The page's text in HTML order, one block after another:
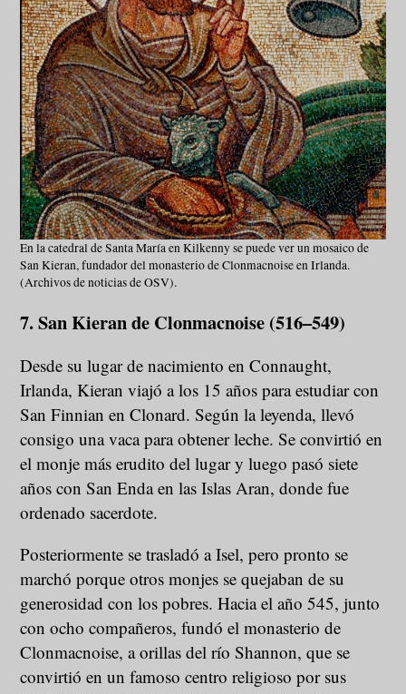
En la catedral de Santa María en Kilkenny se puede ver un mosaico de
San Kieran, fundador del monasterio de Clonmacnoise en Irlanda.
(Archivos de noticias de OSV).
7. San Kieran de Clonmacnoise (516–549)
Desde su lugar de nacimiento en Connaught,
Irlanda, Kieran viajó a los 15 años para estudiar con
San Finnian en Clonard. Según la leyenda, llevó
consigo una vaca para obtener leche. Se convirtió en
el monje más erudito del lugar y luego pasó siete
años con San Enda en las Islas Aran, donde fue
ordenado sacerdote.
Posteriormente se trasladó a Isel, pero pronto se
marchó porque otros monjes se quejaban de su
generosidad con los pobres. Hacia el año 545, junto
con ocho compañeros, fundó el monasterio de
Clonmacnoise, a orillas del río Shannon, que se
convirtió en un famoso centro religioso por sus